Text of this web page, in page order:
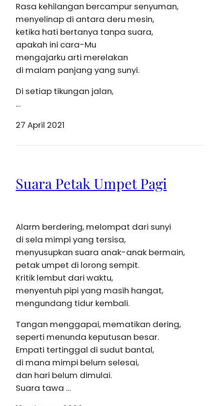
Rasa kehilangan bercampur senyuman,
menyelinap di antara deru mesin,
ketika hati bertanya tanpa suara,
apakah ini cara-Mu
mengajarku arti merelakan
di malam panjang yang sunyi.
Di setiap tikungan jalan,
…
27 April 2021
Suara Petak Umpet Pagi
Alarm berdering, melompat dari sunyi
di sela mimpi yang tersisa,
menyusupkan suara anak-anak bermain,
petak umpet di lorong sempit.
Kritik lembut dari waktu,
menyentuh pipi yang masih hangat,
mengundang tidur kembali.
Tangan menggapai, mematikan dering,
seperti menunda keputusan besar.
Empati tertinggal di sudut bantal,
di mana mimpi belum selesai,
dan hari belum dimulai.
Suara tawa …